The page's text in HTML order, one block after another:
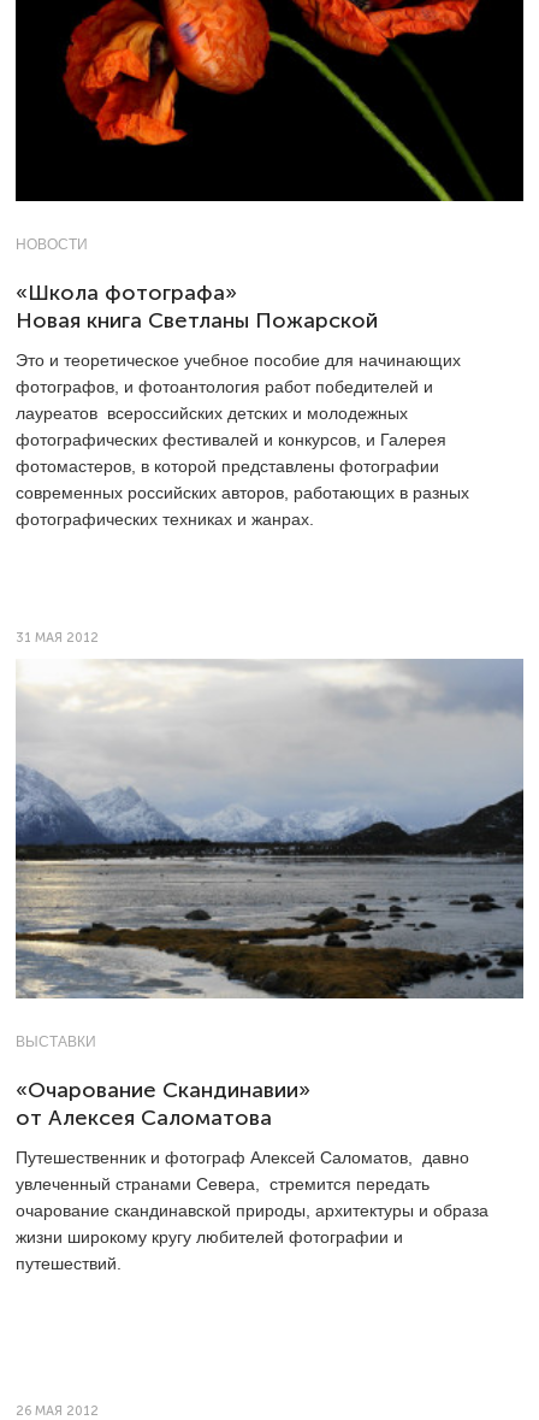
НОВОСТИ
«Школа фотографа»
Новая книга Светланы Пожарской
Это и теоретическое учебное пособие для начинающих
фотографов, и фотоантология работ победителей и
лауреатов всероссийских детских и молодежных
фотографических фестивалей и конкурсов, и Галерея
фотомастеров, в которой представлены фотографии
современных российских авторов, работающих в разных
фотографических техниках и жанрах.
31 МАЯ 2012
ВЫСТАВКИ
«Очарование Скандинавии»
от Алексея Саломатова
Путешественник и фотограф Алексей Саломатов, давно
увлеченный странами Севера, стремится передать
очарование скандинавской природы, архитектуры и образа
жизни широкому кругу любителей фотографии и
путешествий.
26 МАЯ 2012